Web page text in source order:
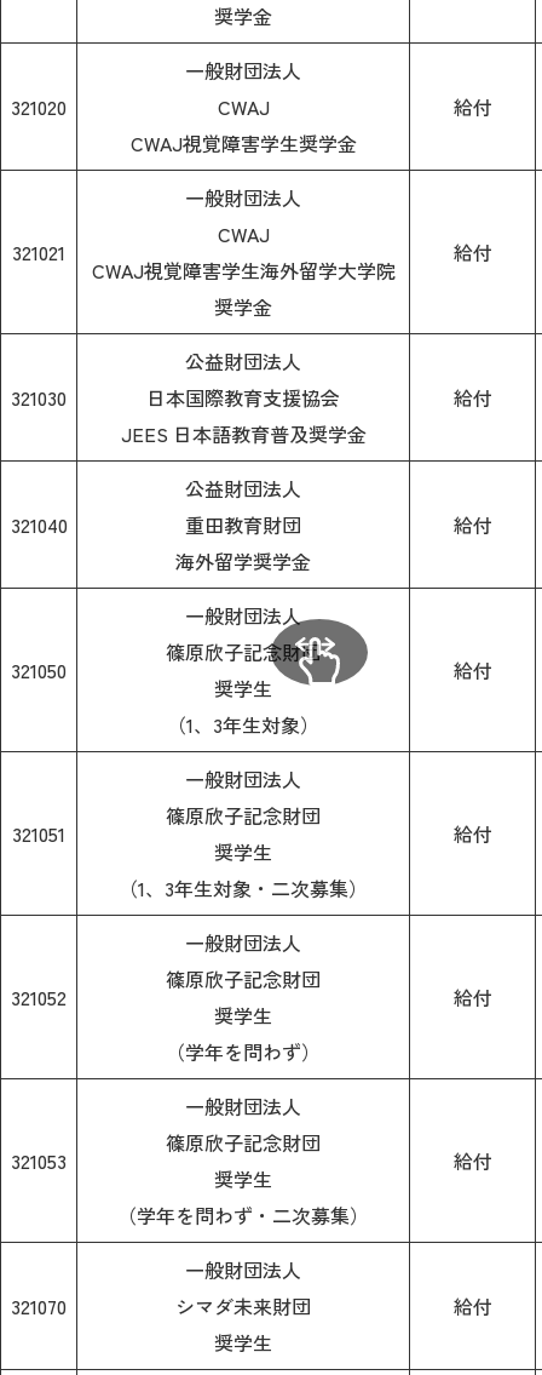
奨学金
321020
一般財団法人
CWAJ
CWAJ視覚障害学生奨学金
給付
321021
一般財団法人
CWAJ
CWAJ視覚障害学生海外留学大学院
奨学金
給付
321030
公益財団法人
日本国際教育支援協会
JEES 日本語教育普及奨学金
給付
321040
公益財団法人
重田教育財団
海外留学奨学金
給付
321050
一般財団法人
篠原欣子記念財団
奨学生
（1、3年生対象）
給付
321051
一般財団法人
篠原欣子記念財団
奨学生
（1、3年生対象・二次募集）
給付
321052
一般財団法人
篠原欣子記念財団
奨学生
（学年を問わず）
給付
321053
一般財団法人
篠原欣子記念財団
奨学生
（学年を問わず・二次募集）
給付
321070
一般財団法人
シマダ未来財団
奨学生
給付